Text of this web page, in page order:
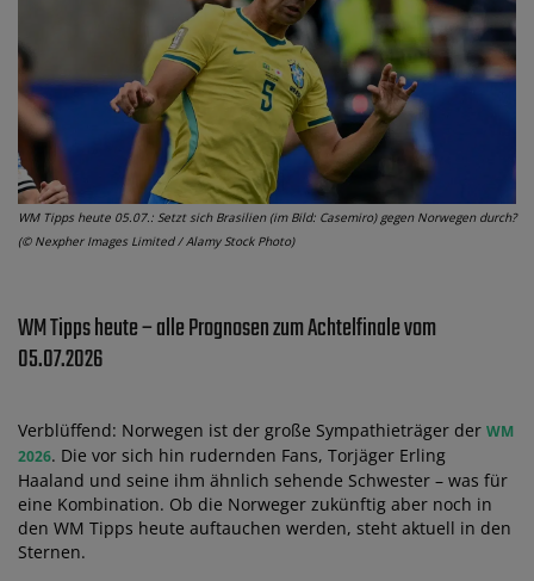
WM Tipps heute 05.07.: Setzt sich Brasilien (im Bild: Casemiro) gegen Norwegen durch?
(© Nexpher Images Limited / Alamy Stock Photo)
WM Tipps heute – alle Prognosen zum Achtelfinale vom
05.07.2026
Verblüffend: Norwegen ist der große Sympathieträger der WM
2026. Die vor sich hin rudernden Fans, Torjäger Erling
Haaland und seine ihm ähnlich sehende Schwester – was für
eine Kombination. Ob die Norweger zukünftig aber noch in
den WM Tipps heute auftauchen werden, steht aktuell in den
Sternen.